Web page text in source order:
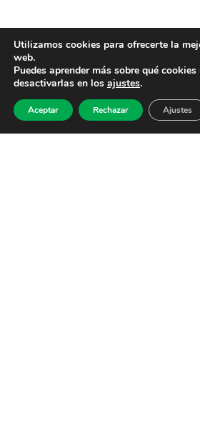
Utilizamos cookies para ofrecerte la
web.
Puedes aprender más sobre qué
desactivarlas en los ajustes.
Aceptar Rechazar Ajustes